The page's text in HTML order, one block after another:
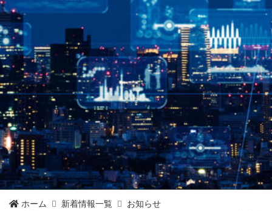
ホーム 新着情報一覧
お知らせ